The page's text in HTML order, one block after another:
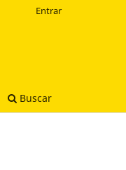
Buscar
Entrar